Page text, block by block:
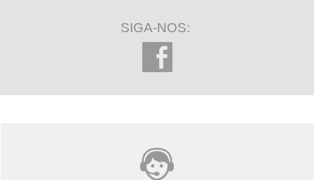
SIGA-NOS: